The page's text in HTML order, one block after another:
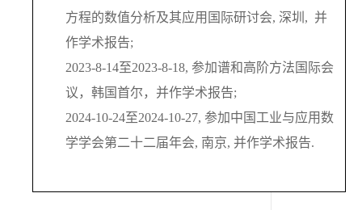
方程的数值分析及其应用国际研讨会, 深圳 , 并
作学术报告;
2023-8-14至2023-8-18, 参加谱和高阶方法国际会
议，韩国首尔，并作学术报告;
2024-10-24至2024-10-27, 参加中国工业与应用数
学学会第二十二届年会, 南京, 并作学术报告.